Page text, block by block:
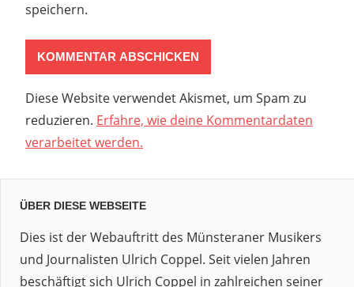
speichern.
Diese Website verwendet Akismet, um Spam zu
reduzieren. Erfahre, wie deine Kommentardaten
verarbeitet werden.
ÜBER DIESE WEBSEITE
Dies ist der Webauftritt des Münsteraner Musikers
und Journalisten Ulrich Coppel. Seit vielen Jahren
beschäftigt sich Ulrich Coppel in zahlreichen seiner